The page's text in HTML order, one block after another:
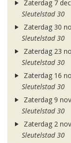
Zaterdag 7
Sleutelstad 30
Zaterdag 30
Sleutelstad 30
Zaterdag 23
Sleutelstad 30
Zaterdag 16
Sleutelstad 30
Zaterdag 9
Sleutelstad 30
Zaterdag 2
Sleutelstad 30